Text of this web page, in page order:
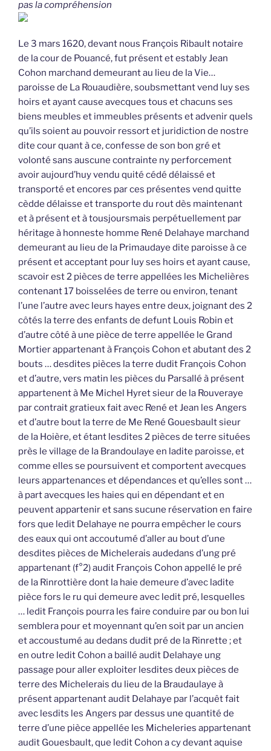
pas la compréhension
Le 3 mars 1620, devant nous François Ribault notaire
de la cour de Pouancé, fut présent et estably Jean
Cohon marchand demeurant au lieu de la Vie…
paroisse de La Rouaudière, soubsmettant vend luy ses
hoirs et ayant cause avecques tous et chacuns ses
biens meubles et immeubles présents et advenir quels
qu’ils soient au pouvoir ressort et juridiction de nostre
dite cour quant à ce, confesse de son bon gré et
volonté sans auscune contrainte ny perforcement
avoir aujourd’huy vendu quité cédé délaissé et
transporté et encores par ces présentes vend quitte
cèdde délaisse et transporte du rout dès maintenant
et à présent et à tousjoursmais perpétuellement par
héritage à honneste homme René Delahaye marchand
demeurant au lieu de la Primaudaye dite paroisse à ce
présent et acceptant pour luy ses hoirs et ayant cause,
scavoir est 2 pièces de terre appellées les Michelières
contenant 17 boisselées de terre ou environ, tenant
l’une l’autre avec leurs hayes entre deux, joignant des 2
côtés la terre des enfants de defunt Louis Robin et
d’autre côté à une pièce de terre appellée le Grand
Mortier appartenant à François Cohon et abutant des 2
bouts … desdites pièces la terre dudit François Cohon
et d’autre, vers matin les pièces du Parsallé à présent
appartenent à Me Michel Hyret sieur de la Rouveraye
par contrait gratieux fait avec René et Jean les Angers
et d’autre bout la terre de Me René Gouesbault sieur
de la Hoière, et étant lesdites 2 pièces de terre situées
près le village de la Brandoulaye en ladite paroisse, et
comme elles se poursuivent et comportent avecques
leurs appartenances et dépendances et qu’elles sont …
à part avecques les haies qui en dépendant et en
peuvent appartenir et sans sucune réservation en faire
fors que ledit Delahaye ne pourra empêcher le cours
des eaux qui ont accoutumé d’aller au bout d’une
desdites pièces de Michelerais audedans d’ung pré
appartenant (f°2) audit François Cohon appellé le pré
de la Rinrottière dont la haie demeure d’avec ladite
pièce fors le ru qui demeure avec ledit pré, lesquelles
… ledit François pourra les faire conduire par ou bon lui
semblera pour et moyennant qu’en soit par un ancien
et accoustumé au dedans dudit pré de la Rinrette ; et
en outre ledit Cohon a baillé audit Delahaye ung
passage pour aller exploiter lesdites deux pièces de
terre des Michelerais du lieu de la Braudaulaye à
présent appartenant audit Delahaye par l’acquêt fait
avec lesdits les Angers par dessus une quantité de
terre d’une pièce appellée les Micheleries appartenant
audit Gouesbault, que ledit Cohon a cy devant aquise